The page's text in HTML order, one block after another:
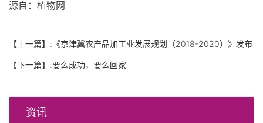
源自 ： 植物网
【上一篇】: 《京津冀农产品加工业发展规划（2018-2020）》发布
【下一篇】:要么成功，要么回家
资讯